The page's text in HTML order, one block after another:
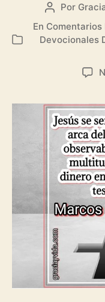
Autor
de
Por
Categorías
En
Devocionales